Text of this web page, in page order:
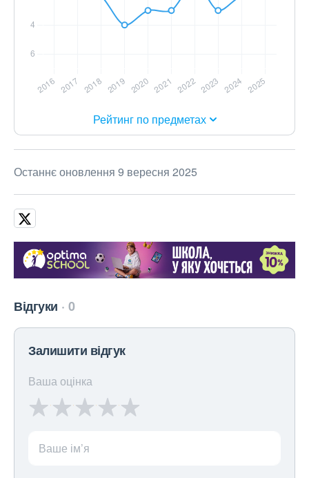
Рейтинг по предметах
Останнє оновлення 9 вересня 2025
Відгуки 0
Залишити відгук
Ваша оцінка
Ваше ім’я